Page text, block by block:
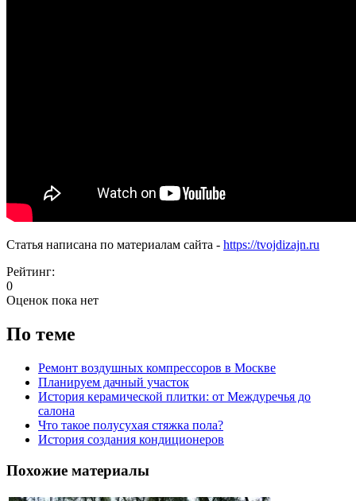
Статья написана по материалам сайта - https://tvojdizajn.ru
Рейтинг:
0
Оценок пока нет
По теме
Ремонт воздушных компрессоров в Москве
Планируем дачный участок
История керамической плитки: от Междуречья до
салона
Что такое полусухая стяжка пола?
История создания кондиционеров
Похожие материалы